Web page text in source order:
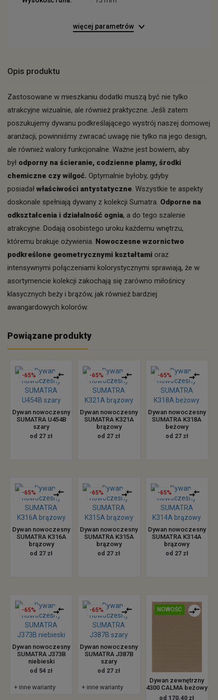
więcej parametrów
Opis produktu
Zastosowane w mieszkaniu dodatki muszą być nie tylko
atrakcyjne wizualnie, ale również praktyczne. Jeśli zatem
poszukujemy dywanu podkreślającego wystrój naszej domowej
aranżacji, powinniśmy zwracać uwagę nie tylko na jego design,
ale również walory funkcjonalne. Ważne jest bowiem, aby
był odporny na ścieranie, codzienne plamy, środki
chemiczne czy wilgoć. Optymalnie byłoby, gdyby
posiadał właściwości antystatyczne. Wszystkie te aspekty
doskonale spełniają dywany z kolekcji Sumatra. Odporne na
odkształcenia i działalność ognia, a do tego szalenie
atrakcyjne. Dodają osobistego uroku każdemu wnętrzu,
któremu brakuje ożywienia. Nowoczesne wzornictwo
podkreślone geometrycznymi kształtami oraz
intensywnymi połączeniami kolorystycznymi sprawiają, że w
asortymencie kolekcji zakochają się zarówno miłośnicy
klasycznych beży i brązów, jak również bardziej
awangardowych kolorów.
Powiązane produkty
-65%
Dywan nowoczesny
SUMATRA U454B
szary
od 27 zł
-65%
Dywan nowoczesny
SUMATRA K321A
brązowy
od 27 zł
-65%
Dywan nowoczesny
SUMATRA K318A
beżowy
od 27 zł
-65%
Dywan nowoczesny
SUMATRA K316A
brązowy
od 27 zł
-65%
Dywan nowoczesny
SUMATRA K315A
brązowy
od 27 zł
-65%
Dywan nowoczesny
SUMATRA K314A
brązowy
od 27 zł
-65%
Dywan nowoczesny
SUMATRA J373B
niebieski
od 54 zł
+ inne warianty
-65%
Dywan nowoczesny
SUMATRA J387B
szary
od 27 zł
+ inne warianty
NOWOŚĆ
Dywan zewnętrzny
4300 CALMA beżowy
od 170.40 zł